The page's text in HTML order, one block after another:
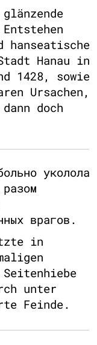
Hanau in
1428, sowie
Ursachen,
doch
уколола
врагов.
in
unter
Feinde.